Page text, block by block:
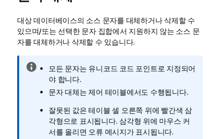
대상 데이터베이스의 소스 문자를 대체하거나 삭제할 수
있으며/또는 선택한 문자 집합에서 지원하지 않는 소스 문
자를 대체하거나 삭제할 수 있습니다.
정 모든 문자는 유니코드 코드 포인트로 지정되어
야 합니다.
문자 대체는 제어 테이블에서도 수행됩니다.
잘못된 값은 테이블 셀 오른쪽 위에 빨간색 삼
각형으로 표시됩니다. 삼각형 위에 마우스 커
서를 올리면 오류 메시지가 표시됩니다.